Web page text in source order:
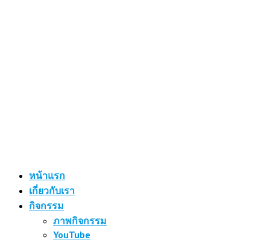
หน้าแรก
เกี่ยวกับเรา
กิจกรรม
ภาพกิจกรรม
YouTube